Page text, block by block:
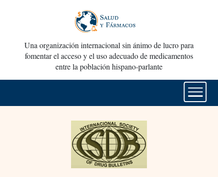
Una organización internacional sin ánimo de lucro para
fomentar el acceso y el uso adecuado de medicamentos
entre la población hispano-parlante